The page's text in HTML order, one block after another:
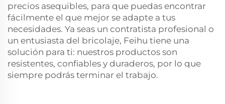
precios asequibles, para que puedas encontrar
fácilmente el que mejor se adapte a tus
necesidades. Ya seas un contratista profesional o
un entusiasta del bricolaje, Feihu tiene una
solución para ti: nuestros productos son
resistentes, confiables y duraderos, por lo que
siempre podrás terminar el trabajo.